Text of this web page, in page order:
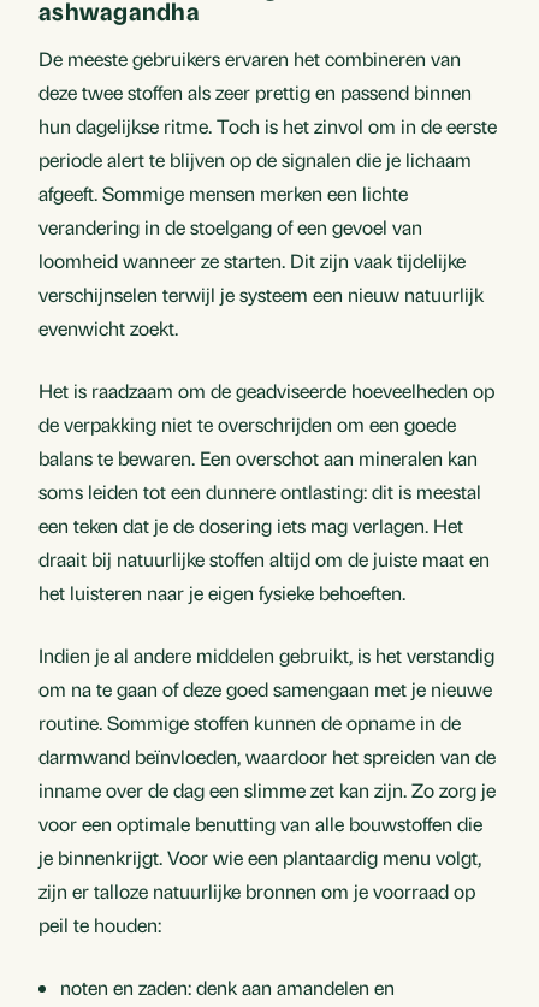
ashwagandha
De meeste gebruikers ervaren het combineren van
deze twee stoffen als zeer prettig en passend binnen
hun dagelijkse ritme. Toch is het zinvol om in de eerste
periode alert te blijven op de signalen die je lichaam
afgeeft. Sommige mensen merken een lichte
verandering in de stoelgang of een gevoel van
loomheid wanneer ze starten. Dit zijn vaak tijdelijke
verschijnselen terwijl je systeem een nieuw natuurlijk
evenwicht zoekt.
Het is raadzaam om de geadviseerde hoeveelheden op
de verpakking niet te overschrijden om een goede
balans te bewaren. Een overschot aan mineralen kan
soms leiden tot een dunnere ontlasting: dit is meestal
een teken dat je de dosering iets mag verlagen. Het
draait bij natuurlijke stoffen altijd om de juiste maat en
het luisteren naar je eigen fysieke behoeften.
Indien je al andere middelen gebruikt, is het verstandig
om na te gaan of deze goed samengaan met je nieuwe
routine. Sommige stoffen kunnen de opname in de
darmwand beïnvloeden, waardoor het spreiden van de
inname over de dag een slimme zet kan zijn. Zo zorg je
voor een optimale benutting van alle bouwstoffen die
je binnenkrijgt. Voor wie een plantaardig menu volgt,
zijn er talloze natuurlijke bronnen om je voorraad op
peil te houden:
noten en zaden: denk aan amandelen en